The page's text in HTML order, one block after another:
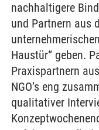
nachhaltigere
und Partnern aus
Haustür“ geben.
Praxispartnern
NGO’s eng
qualitativer